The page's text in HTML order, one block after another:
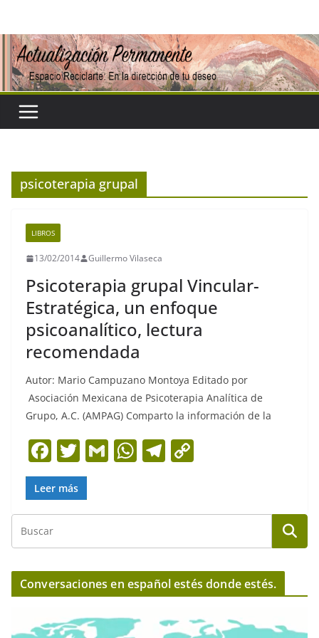
contenido
psicoterapia grupal
LIBROS
13/02/2014 Guillermo Vilaseca
Psicoterapia grupal Vincular-
Estratégica, un enfoque
psicoanalítico, lectura
recomendada
Autor: Mario Campuzano Montoya Editado por
Asociación Mexicana de Psicoterapia Analítica de
Grupo, A.C. (AMPAG) Comparto la información de la
F
a
c
e
b
o
o
T
w
itt
er
G
l
W
s
A
p
p
T
gr
a
m
y
Li
n
k
Leer más
Conversaciones en español estés donde estés.
e